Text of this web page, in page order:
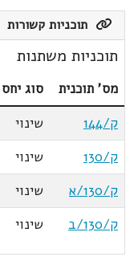
תוכניות קשורות
תוכניות משתנות
מס' תוכנית סוג יחס
ק/144
שינוי
ק/130
שינוי
ק/130/א
שינוי
ק/130/ב
שינוי